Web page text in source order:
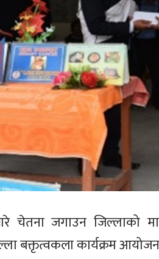
चेतना जगाउन जिल्लाको
बक्तृत्वकला कार्यक्रम